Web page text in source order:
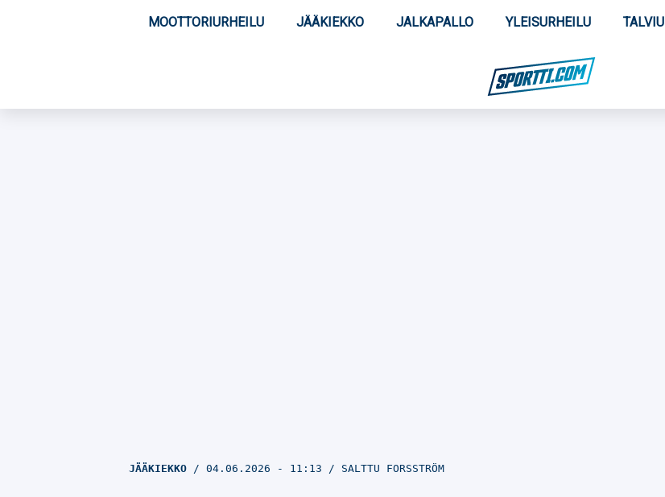
MOOTTORIURHEILU JÄÄKIEKKO JALKAPALLO YLEISURHEILU
JÄÄKIEKKO 04.06.2026 - 11:13 SALTTU FORSSTRÖM